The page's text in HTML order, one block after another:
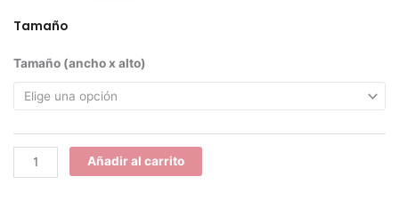
Tamaño
Tamaño (ancho x alto)
Speedline
Corse
Añadir al carrito